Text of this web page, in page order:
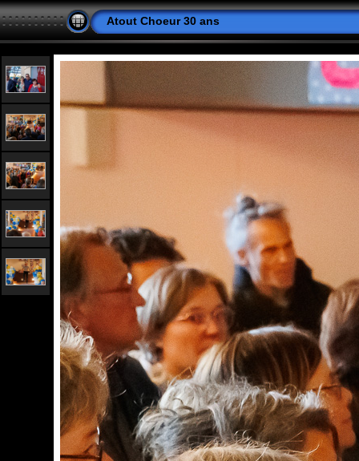
Atout Choeur 30 ans